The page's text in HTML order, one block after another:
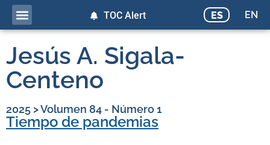
ES EN
TOC Alert
Jesús A. Sigala-
Centeno
2025 >Volumen 84 - Número 1
Tiempo de pandemias